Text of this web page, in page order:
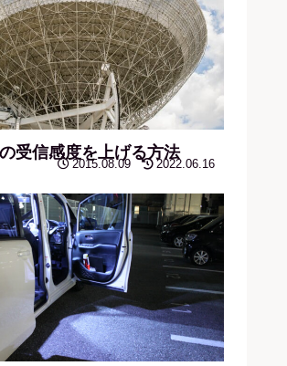
受信感度を上げる方法
2015.08.09 2022.06.16